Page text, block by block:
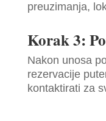
preuzimanja,
Korak 3:
Nakon unosa
rezervacije
kontaktirati za